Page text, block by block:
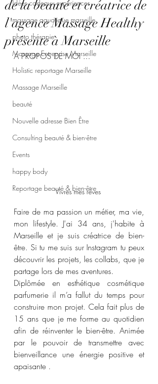
Idées cadeaux expériences
massage aquatique marseille
photo thérapie
Massage Entreprise Marseille
Holistic reportage Marseille
Massage Marseille
beauté
Nouvelle adresse Bien Être
Consulting beauté & bien-être
Events
happy body
Reportage beauté & bien-être
de la beauté et créatrice de
l'agence Massage Healthy
présente à Marseille
A PROPOS DE MOI ...
Vivres mes rêves
Faire de ma passion un métier, ma vie,
mon lifestyle. J'ai 34 ans, j'habite à
Marseille et je suis créatrice de bien-
être. Si tu me suis sur Instagram tu peux
découvrir les projets, les collabs, que je
partage lors de mes aventures.
Diplômée en esthétique cosmétique
parfumerie il m’a fallut du temps pour
construire mon projet. Cela fait plus de
15 ans que je me forme au quotidien
afin de réinventer le bien-être. Animée
par le pouvoir de transmettre avec
bienveillance une énergie positive et
apaisante .